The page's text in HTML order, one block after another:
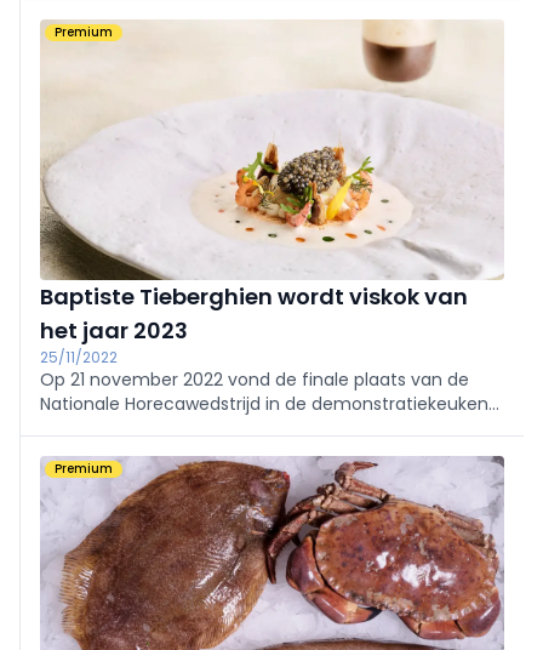
kunnen het geheel alleen maar meer op smaak
brengen.
Premium
Baptiste Tieberghien wordt viskok van
het jaar 2023
25/11/2022
Op 21 november 2022 vond de finale plaats van de
Nationale Horecawedstrijd in de demonstratiekeukens
Tieberghien van restaurant Lin'eau in Wielsbeke.
Premium